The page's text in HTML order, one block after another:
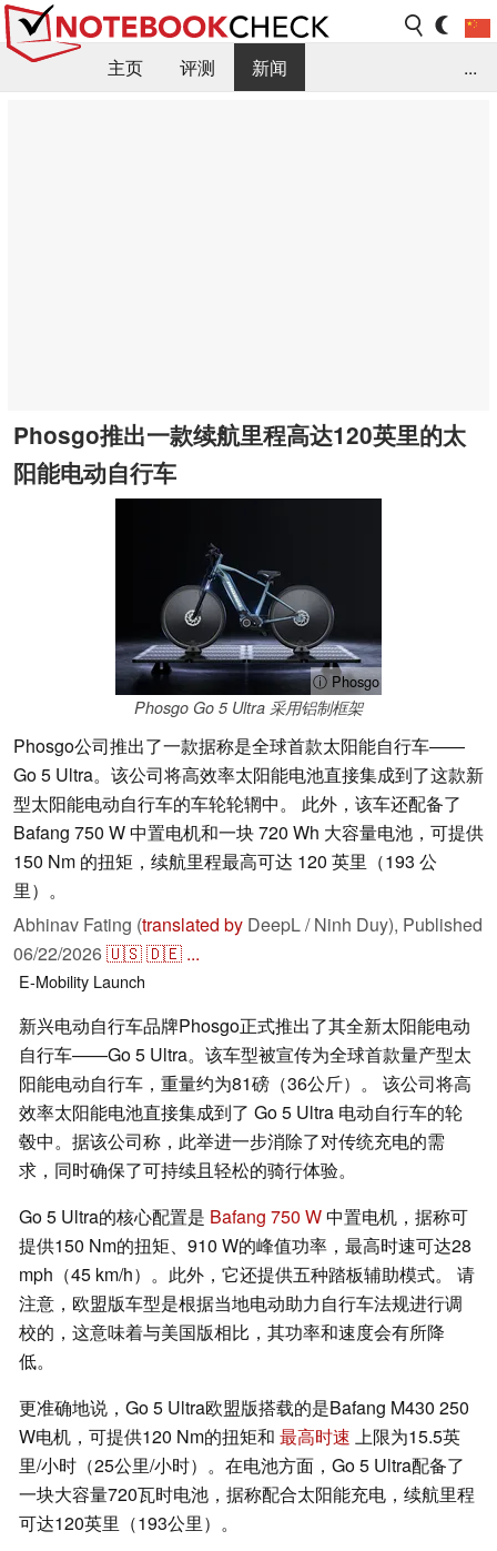
主页 评测
新闻
...
Phosgo推出一款续航里程高达120英里的太
阳能电动自行车
ⓘ Phosgo
Phosgo Go 5 Ultra 采用铝制框架
Phosgo公司推出了一款据称是全球首款太阳能自行车——
Go 5 Ultra。该公司将高效率太阳能电池直接集成到了这款新
型太阳能电动自行车的车轮轮辋中。 此外，该车还配备了
Bafang 750 W 中置电机和一块 720 Wh 大容量电池，可提供
150 Nm 的扭矩，续航里程最高可达 120 英里（193 公
里）。
Abhinav Fating (translated by DeepL / Ninh Duy), Published
06/22/2026🇺🇸🇩🇪 ...
E-Mobility Launch
新兴电动自行车品牌Phosgo正式推出了其全新太阳能电动
自行车——Go 5 Ultra。该车型被宣传为全球首款量产型太
阳能电动自行车，重量约为81磅（36公斤）。 该公司将高
效率太阳能电池直接集成到了 Go 5 Ultra 电动自行车的轮
毂中。据该公司称，此举进一步消除了对传统充电的需
求，同时确保了可持续且轻松的骑行体验。
Go 5 Ultra的核心配置是 Bafang 750 W中置电机，据称可
提供150 Nm的扭矩、910 W的峰值功率，最高时速可达28
mph（45 km/h）。此外，它还提供五种踏板辅助模式。 请
注意，欧盟版车型是根据当地电动助力自行车法规进行调
校的，这意味着与美国版相比，其功率和速度会有所降
低。
更准确地说，Go 5 Ultra欧盟版搭载的是Bafang M430 250
W电机，可提供120 Nm的扭矩和 最高时速 上限为15.5英
里/小时（25公里/小时）。在电池方面，Go 5 Ultra配备了
一块大容量720瓦时电池，据称配合太阳能充电，续航里程
可达120英里（193公里）。